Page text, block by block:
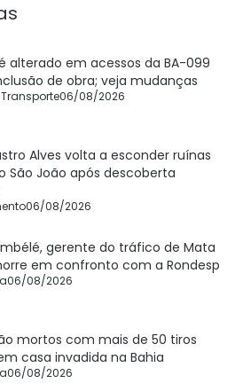
alterado em acessos da BA-099
de obra; veja mudanças
06/08/2026
Alves volta a esconder ruínas
São João após descoberta
06/08/2026
gerente do tráfico de Mata
em confronto com a Rondesp
06/08/2026
mortos com mais de 50 tiros
casa invadida na Bahia
06/08/2026